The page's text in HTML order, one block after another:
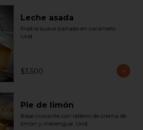
Leche asada
Postre suave bañado en caramelo.
Und.
$3.500
Pie de limón
Base crocante con relleno de crema de
limón y merengue. Und.